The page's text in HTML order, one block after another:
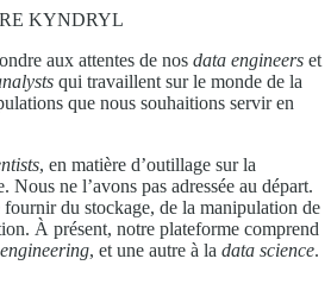
KYNDRYL
aux attentes de nos data engineers et
qui travaillent sur le monde de la
que nous souhaitions servir en
, en matière d’outillage sur la
Nous ne l’avons pas adressée au départ.
fournir du stockage, de la manipulation de
À présent, notre plateforme comprend
, et une autre à la data science.